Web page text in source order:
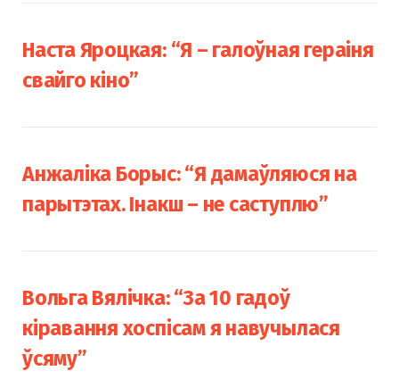
Наста Яроцкая: “Я – галоўная гераіня
свайго кіно”
Анжаліка Борыс: “Я дамаўляюся на
парытэтах. Інакш – не саступлю”
Вольга Вялічка: “За 10 гадоў
кіравання хоспісам я навучылася
ўсяму”